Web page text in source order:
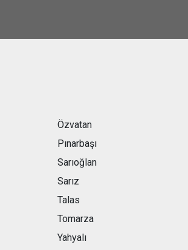
Özvatan
Pınarbaşı
Sarıoğlan
Sarız
Talas
Tomarza
Yahyalı